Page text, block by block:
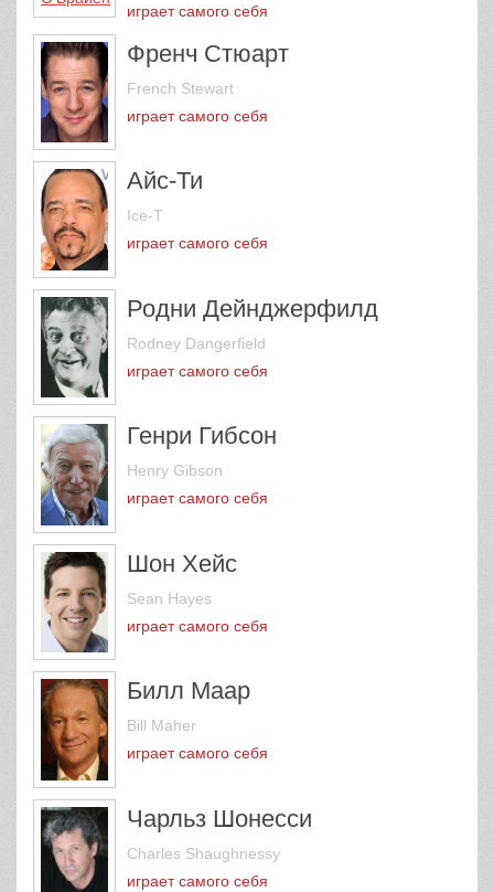
играет самого себя
Френч Стюарт
French Stewart
играет самого себя
Айс-Ти
Ice-T
играет самого себя
Родни Дейнджерфилд
Rodney Dangerfield
играет самого себя
Генри Гибсон
Henry Gibson
играет самого себя
Шон Хейс
Sean Hayes
играет самого себя
Билл Маар
Bill Maher
играет самого себя
Чарльз Шонесси
Charles Shaughnessy
играет самого себя